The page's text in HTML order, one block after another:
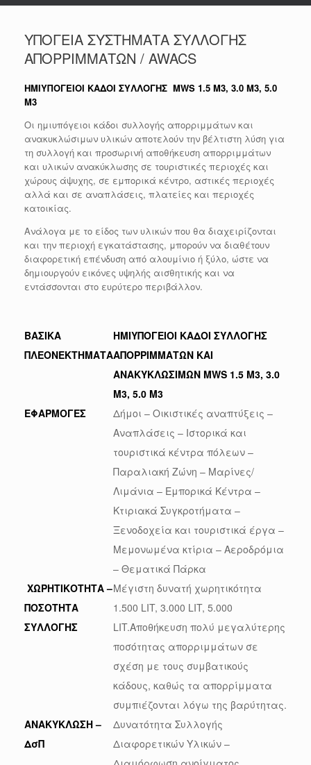
ΥΠΟΓΕΙΑ ΣΥΣΤΗΜΑΤΑ ΣΥΛΛΟΓΗΣ
ΑΠΟΡΡΙΜΜΑΤΩΝ / AWACS
ΗΜΙΥΠΟΓΕΙΟΙ ΚΑΔΟΙ ΣΥΛΛΟΓΗΣ MWS 1.5 M3, 3.0 M3, 5.0
M3
Οι ημιυπόγειοι κάδοι συλλογής απορριμμάτων και
ανακυκλώσιμων υλικών αποτελούν την βέλτιστη λύση για
τη συλλογή και προσωρινή αποθήκευση απορριμμάτων
και υλικών ανακύκλωσης σε τουριστικές περιοχές και
χώρους άψυχης, σε εμπορικά κέντρο, αστικές περιοχές
αλλά και σε αναπλάσεις, πλατείες και περιοχές
κατοικίας.
Ανάλογα με το είδος των υλικών που θα διαχειρίζονται
και την περιοχή εγκατάστασης, μπορούν να διαθέτουν
διαφορετική επένδυση από αλουμίνιο ή ξύλο, ώστε να
δημιουργούν εικόνες υψηλής αισθητικής και να
εντάσσονται στο ευρύτερο περιβάλλον.
ΒΑΣΙΚΑ
ΠΛΕΟΝΕΚΤΗΜΑΤΑ
HMIΥΠΟΓΕΙΟΙ ΚΑΔΟΙ ΣΥΛΛΟΓΗΣ
ΑΠΟΡΡΙΜΜΑΤΩΝ ΚΑΙ
ΑΝΑΚΥΚΛΩΣΙΜΩΝ MWS 1.5 M3, 3.0
M3, 5.0 M3
ΕΦΑΡΜΟΓΕΣ
Δήμοι – Οικιστικές αναπτύξεις –
Αναπλάσεις – Ιστορικά και
τουριστικά κέντρα πόλεων –
Παραλιακή Ζώνη – Μαρίνες/
Λιμάνια – Εμπορικά Κέντρα –
Κτιριακά Συγκροτήματα –
Ξενοδοχεία και τουριστικά έργα –
Μεμονωμένα κτίρια – Αεροδρόμια
– Θεματικά Πάρκα
ΧΩΡΗΤΙΚΟΤΗΤΑ –
ΠΟΣΟΤΗΤΑ
ΣΥΛΛΟΓΗΣ
Μέγιστη δυνατή χωρητικότητα
1.500 LIT, 3.000 LIT, 5.000
LIT.Αποθήκευση πολύ μεγαλύτερης
ποσότητας απορριμμάτων σε
σχέση με τους συμβατικούς
κάδους, καθώς τα απορρίμματα
συμπιέζονται λόγω της βαρύτητας.
ΑΝΑΚΥΚΛΩΣΗ –
ΔσΠ
Δυνατότητα Συλλογής
Διαφορετικών Υλικών –